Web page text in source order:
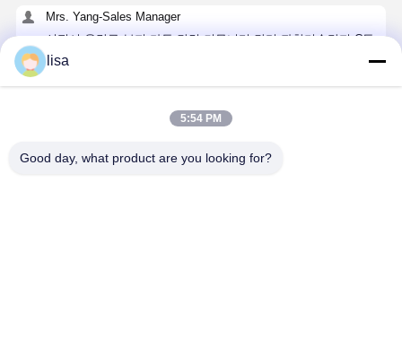
Mrs. Yang-Sales Manager
선전시 용강구 부지 가두 간컹 커뮤니티 간리 과학기술단지 C동
109호
지금 챗팅하세요
lisa
5:54 PM
Good day, what product are you looking for?